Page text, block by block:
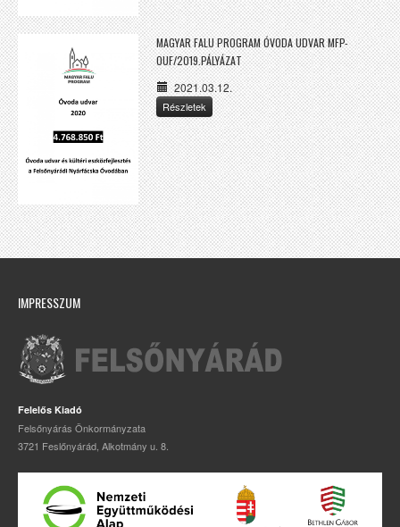
MAGYAR FALU PROGRAM ÓVODA UDVAR MFP-
OUF/2019.PÁLYÁZAT
2021.03.12.
Részletek
IMPRESSZUM
Felelős Kiadó
Felsőnyárás Önkormányzata
3721 Feslőnyárád, Alkotmány u. 8.